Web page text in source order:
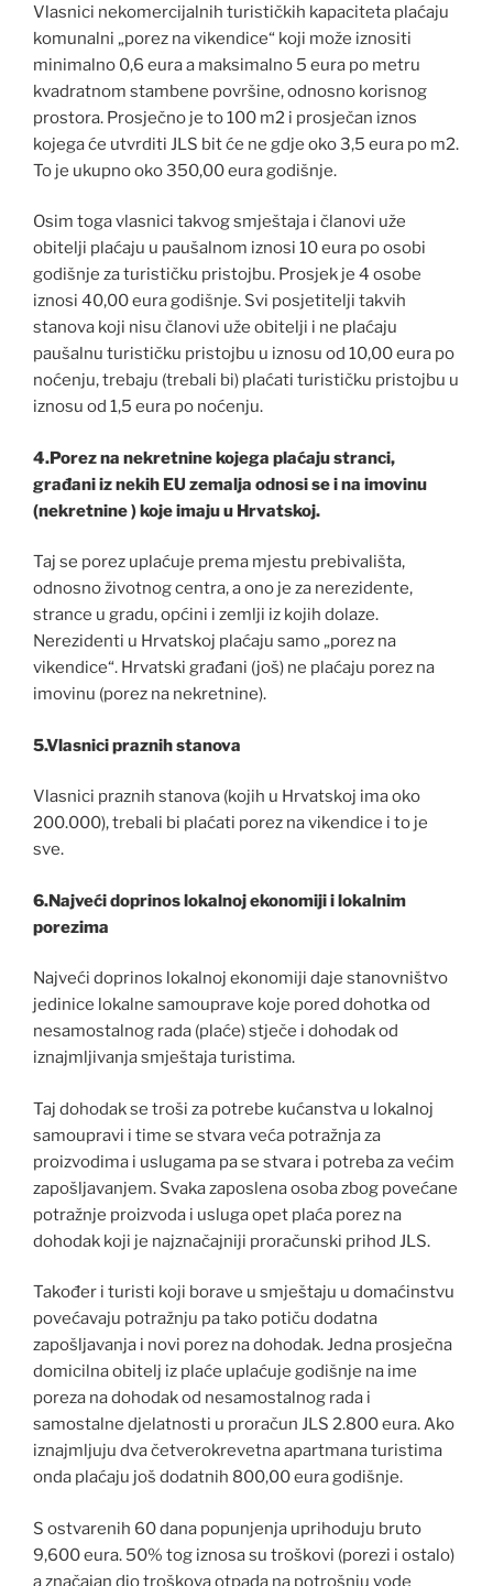
Vlasnici nekomercijalnih turističkih kapaciteta plaćaju
komunalni „porez na vikendice“ koji može iznositi
minimalno 0,6 eura a maksimalno 5 eura po metru
kvadratnom stambene površine, odnosno korisnog
prostora. Prosječno je to 100 m2 i prosječan iznos
kojega će utvrditi JLS bit će ne gdje oko 3,5 eura po m2.
To je ukupno oko 350,00 eura godišnje.
Osim toga vlasnici takvog smještaja i članovi uže
obitelji plaćaju u paušalnom iznosi 10 eura po osobi
godišnje za turističku pristojbu. Prosjek je 4 osobe
iznosi 40,00 eura godišnje. Svi posjetitelji takvih
stanova koji nisu članovi uže obitelji i ne plaćaju
paušalnu turističku pristojbu u iznosu od 10,00 eura po
noćenju, trebaju (trebali bi) plaćati turističku pristojbu u
iznosu od 1,5 eura po noćenju.
4.Porez na nekretnine kojega plaćaju stranci,
građani iz nekih EU zemalja odnosi se i na imovinu
(nekretnine ) koje imaju u Hrvatskoj.
Taj se porez uplaćuje prema mjestu prebivališta,
odnosno životnog centra, a ono je za nerezidente,
strance u gradu, općini i zemlji iz kojih dolaze.
Nerezidenti u Hrvatskoj plaćaju samo „porez na
vikendice“. Hrvatski građani (još) ne plaćaju porez na
imovinu (porez na nekretnine).
5.Vlasnici praznih stanova
Vlasnici praznih stanova (kojih u Hrvatskoj ima oko
200.000), trebali bi plaćati porez na vikendice i to je
sve.
6.Najveći doprinos lokalnoj ekonomiji i lokalnim
porezima
Najveći doprinos lokalnoj ekonomiji daje stanovništvo
jedinice lokalne samouprave koje pored dohotka od
nesamostalnog rada (plaće) stječe i dohodak od
iznajmljivanja smještaja turistima.
Taj dohodak se troši za potrebe kućanstva u lokalnoj
samoupravi i time se stvara veća potražnja za
proizvodima i uslugama pa se stvara i potreba za većim
zapošljavanjem. Svaka zaposlena osoba zbog povećane
potražnje proizvoda i usluga opet plaća porez na
dohodak koji je najznačajniji proračunski prihod JLS.
Također i turisti koji borave u smještaju u domaćinstvu
povećavaju potražnju pa tako potiču dodatna
zapošljavanja i novi porez na dohodak. Jedna prosječna
domicilna obitelj iz plaće uplaćuje godišnje na ime
poreza na dohodak od nesamostalnog rada i
samostalne djelatnosti u proračun JLS 2.800 eura. Ako
iznajmljuju dva četverokrevetna apartmana turistima
onda plaćaju još dodatnih 800,00 eura godišnje.
S ostvarenih 60 dana popunjenja uprihoduju bruto
9,600 eura. 50% tog iznosa su troškovi (porezi i ostalo)
a značajan dio troškova otpada na potrošnju vode